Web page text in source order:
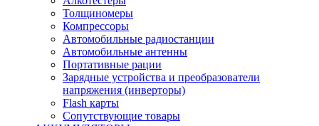
Толщиномеры
Компрессоры
Автомобильные радиостанции
Автомобильные антенны
Портативные рации
Зарядные устройства и преобразователи
напряжения (инверторы)
Flash карты
Сопутствующие товары